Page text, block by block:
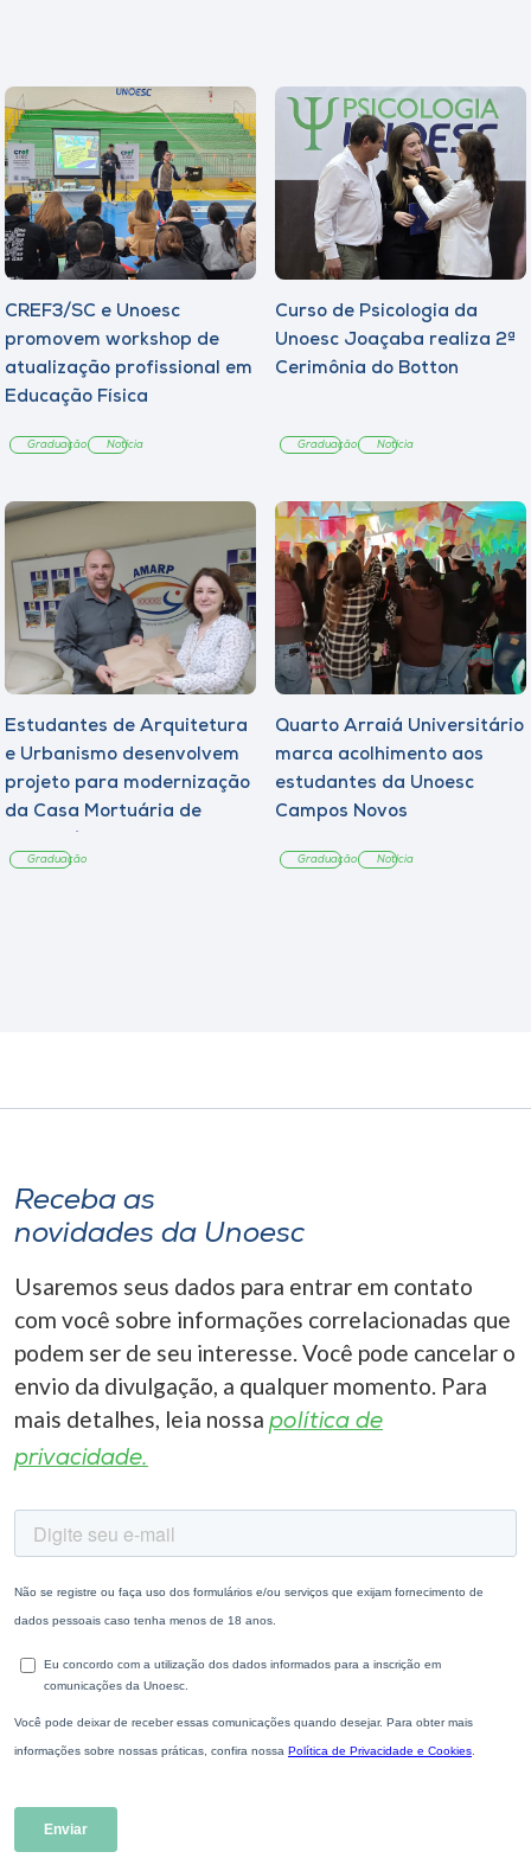
CREF3/SC e Unoesc
promovem workshop de
atualização profissional em
Educação Física
Graduação Notícia
Curso de Psicologia da
Unoesc Joaçaba realiza 2ª
Cerimônia do Botton
Graduação Notícia
Estudantes de Arquitetura
e Urbanismo desenvolvem
projeto para modernização
da Casa Mortuária de
Graduação
Quarto Arraiá Universitário
marca acolhimento aos
estudantes da Unoesc
Campos Novos
Graduação Notícia
Receba as
novidades da Unoesc
Usaremos seus dados para entrar em contato
com você sobre informações correlacionadas que
podem ser de seu interesse. Você pode cancelar o
envio da divulgação, a qualquer momento. Para
mais detalhes, leia nossa política de
privacidade.